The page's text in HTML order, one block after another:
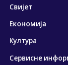
Свијет
Економија
Култура
Сервисне